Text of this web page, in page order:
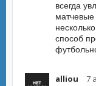
всегда
способ
alliou 7